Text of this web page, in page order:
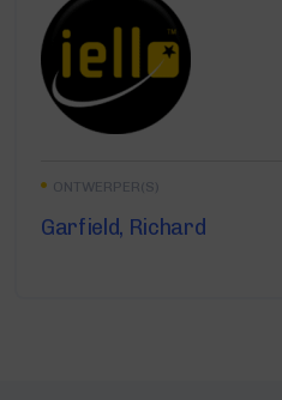
ONTWERPER(S)
Garfield, Richard